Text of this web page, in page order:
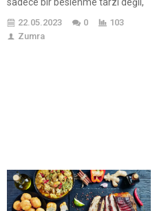
sağlıkla ilgili farkındalığı yansıtan
bir yaşam biçimi olduğunu
22.05.2023 0
103
Zumra